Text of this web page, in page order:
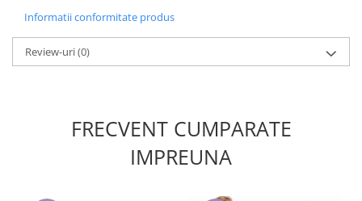
Informatii conformitate produs
Review-uri(0)
FRECVENT CUMPARATE
IMPREUNA